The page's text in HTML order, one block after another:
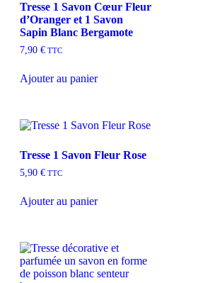
Tresse 1 Savon Cœur Fleur
d’Oranger et 1 Savon
Sapin Blanc Bergamote
7,90 € TTC
Ajouter au panier
Tresse 1 Savon Fleur Rose
5,90 € TTC
Ajouter au panier